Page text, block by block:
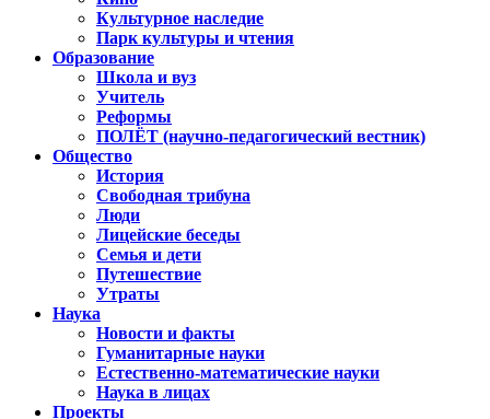
Культурное наследие
Парк культуры и чтения
Образование
Школа и вуз
Учитель
Реформы
ПОЛЁТ (научно-педагогический вестник)
Общество
История
Свободная трибуна
Люди
Лицейские беседы
Семья и дети
Путешествие
Утраты
Наука
Новости и факты
Гуманитарные науки
Естественно-математические науки
Наука в лицах
Проекты